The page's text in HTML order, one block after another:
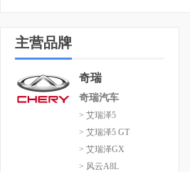
主营品牌
奇瑞
奇瑞汽车
> 艾瑞泽5
> 艾瑞泽5 GT
> 艾瑞泽GX
> 风云A8L